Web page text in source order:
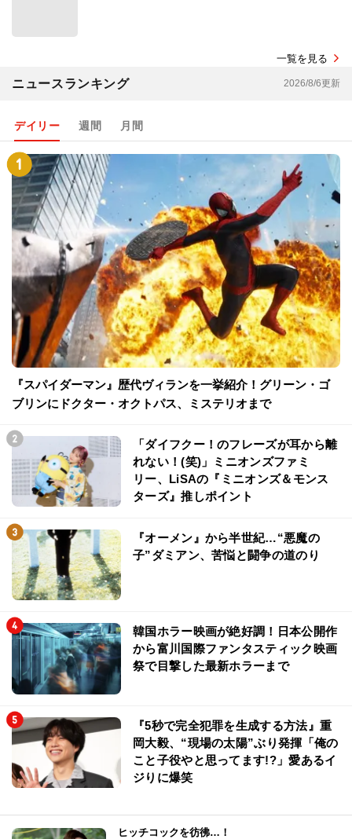
一覧を見る
ニュースランキング 2026/8/6更新
デイリー 週間 月間
『スパイダーマン』歴代ヴィランを一挙紹介！グリーン・ゴ
ブリンにドクター・オクトパス、ミステリオまで
「ダイフクー！のフレーズが耳から離
れない！(笑)」ミニオンズファミ
リー、LiSAの『ミニオンズ＆モンス
ターズ』推しポイント
『オーメン』から半世紀…“悪魔の
子”ダミアン、苦悩と闘争の道のり
韓国ホラー映画が絶好調！日本公開作
から富川国際ファンタスティック映画
祭で目撃した最新ホラーまで
『5秒で完全犯罪を生成する方法』重
岡大毅、“現場の太陽”ぶり発揮「俺の
こと子役やと思ってます!?」愛あるイ
ジりに爆笑
ヒッチコックを彷彿…！